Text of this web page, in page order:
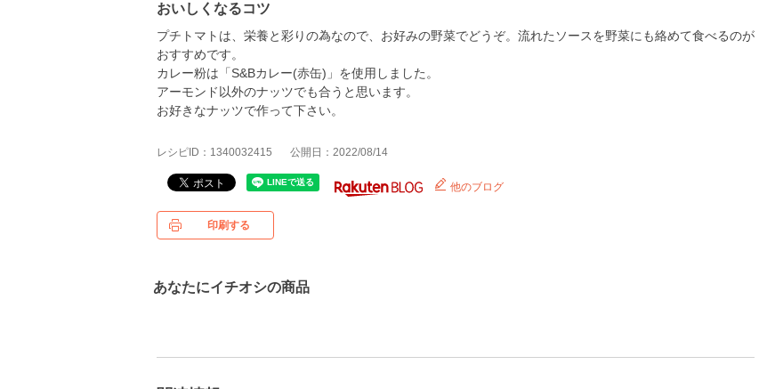
おいしくなるコツ
プチトマトは、栄養と彩りの為なので、お好みの野菜でどうぞ。流れたソースを野菜にも絡めて食べるのが
おすすめです。
カレー粉は「S&Bカレー(赤缶)」を使用しました。
アーモンド以外のナッツでも合うと思います。
お好きなナッツで作って下さい。
レシピID：1340032415 公開日：2022/08/14
他のブログ
印刷する
あなたにイチオシの商品